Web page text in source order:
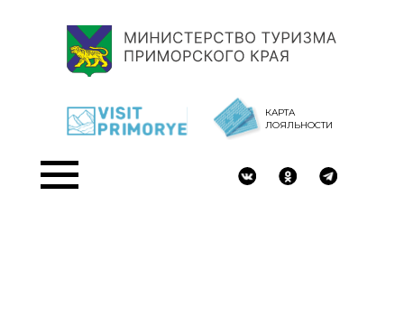
КАРТА
ЛОЯЛЬНОСТИ